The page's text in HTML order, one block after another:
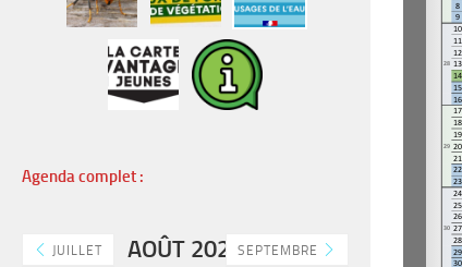
Agenda complet :
JUILLET AOÛT 2026SEPTEMBRE